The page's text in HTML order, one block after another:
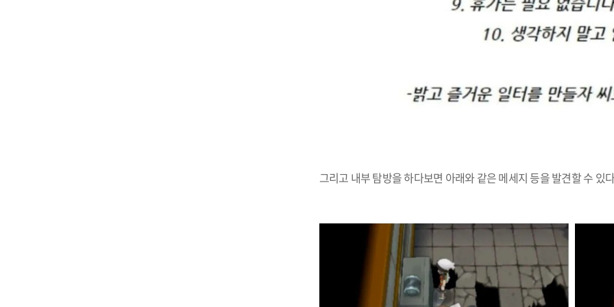
그리고 내부 탐방을 하다보면 아래와 같은 메세지 등을 발견할 수 있